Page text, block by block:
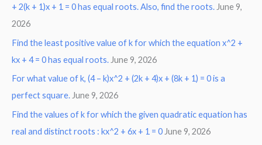
+ 2(k + 1)x + 1 = 0 has equal roots. Also, find the roots. June 9,
2026
Find the least positive value of k for which the equation x^2 +
kx + 4 = 0 has equal roots. June 9, 2026
For what value of k, (4 – k)x^2 + (2k + 4)x + (8k + 1) = 0 is a
perfect square. June 9, 2026
Find the values of k for which the given quadratic equation has
real and distinct roots : kx^2 + 6x + 1 = 0 June 9, 2026